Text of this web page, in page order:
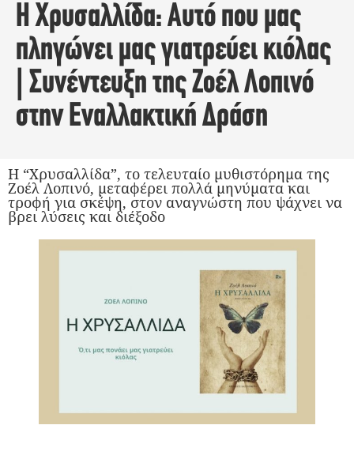
Η Χρυσαλλίδα: Αυτό που μας
πληγώνει μας γιατρεύει κιόλας
| Συνέντευξη της Ζοέλ Λοπινό
στην Εναλλακτική Δράση
Η “Χρυσαλλίδα”, το τελευταίο μυθιστόρημα της
Ζοέλ Λοπινό, μεταφέρει πολλά μηνύματα και
τροφή για σκέψη, στον αναγνώστη που ψάχνει να
βρει λύσεις και διέξοδο